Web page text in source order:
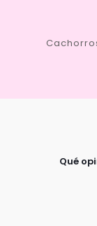
Qué